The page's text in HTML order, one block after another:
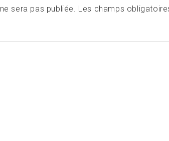
sera pas publiée. Les champs